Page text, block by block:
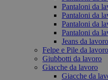
Pantaloni da
Pantaloni da
Pantaloni da
Pantaloni da
Jeans da lavoro
Felpe e Pile da lavoro
Giubbotti da lavoro
Giacche da lavoro
Giacche da